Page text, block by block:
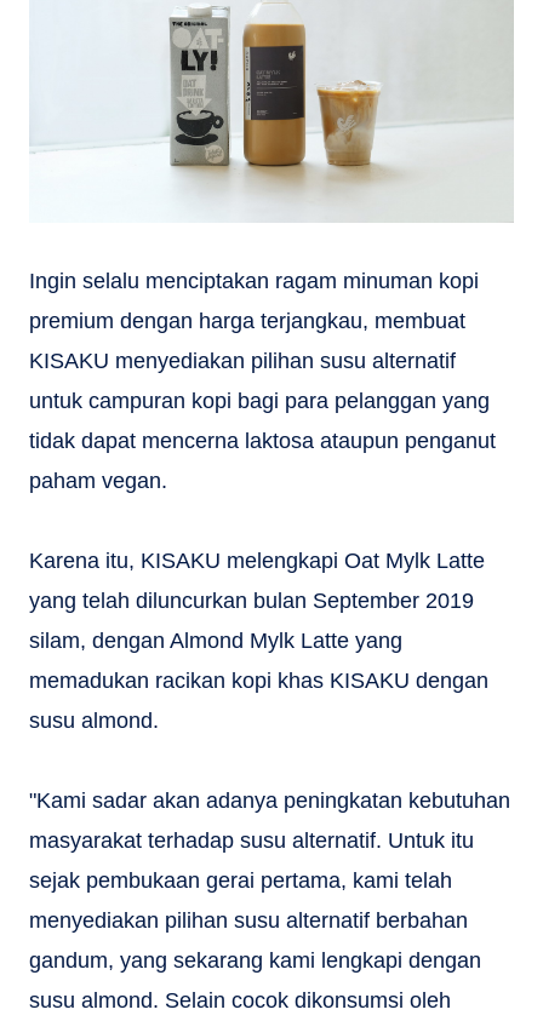
Ingin selalu menciptakan ragam minuman kopi
premium dengan harga terjangkau, membuat
KISAKU menyediakan pilihan susu alternatif
untuk campuran kopi bagi para pelanggan yang
tidak dapat mencerna laktosa ataupun penganut
paham vegan.
Karena itu, KISAKU melengkapi Oat Mylk Latte
yang telah diluncurkan bulan September 2019
silam, dengan Almond Mylk Latte yang
memadukan racikan kopi khas KISAKU dengan
susu almond.
"Kami sadar akan adanya peningkatan kebutuhan
masyarakat terhadap susu alternatif. Untuk itu
sejak pembukaan gerai pertama, kami telah
menyediakan pilihan susu alternatif berbahan
gandum, yang sekarang kami lengkapi dengan
susu almond. Selain cocok dikonsumsi oleh